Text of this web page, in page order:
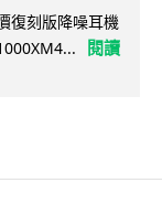
復刻版降噪耳機
閱讀